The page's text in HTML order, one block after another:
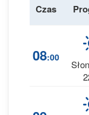
Czas
08:00